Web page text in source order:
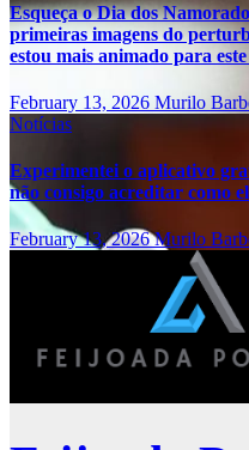
Esqueça o Dia dos
primeiras imagens do
estou mais animado para
February 13, 2026 Murilo
Notícias
Experimentei o aplicativo
não consigo acreditar como
February 13, 2026Murilo